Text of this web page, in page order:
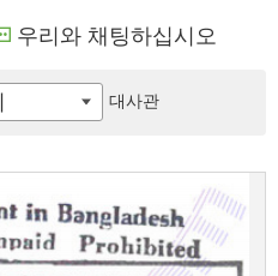
우리와 채팅하십시오
대사관